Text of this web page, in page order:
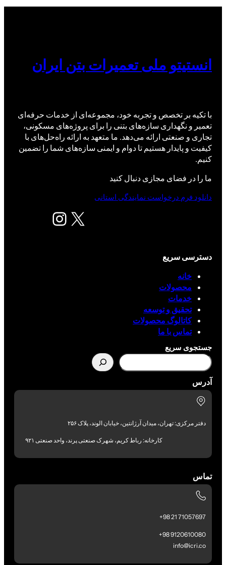
انستیتو ملی تعمیرات بتن ایران
با تکیه بر تخصص و تجربه خود، مجموعه‌ای از خدمات حرفه‌ای
تعمیر و نگهداری سازه‌های بتنی را برای پروژه‌های مسکونی،
تجاری و صنعتی ارائه می‌دهد. ما متعهد به ارائه راه‌حل‌های با
کیفیت و پایدار هستیم تا دوام و ایمنی سازه‌های شما را تضمین
کنیم.
ما را در فضای مجازی دنبال کنید
X اینستاگرم
دانلود فرم درخواست نمایندگی استانی
دسترسی سریع
خانه
محصولات
خدمات
تحقیق و توسعه
کاتالوگ محصولات
تماس با ما
جستجوی سریع
آدرس
دفتر مرکزی: تهران، میدان آرژانتین، خیابان الوند، پلاک ۲۵۶
کارخانه: رباط کریم، شهرک صنعتی پرند، واحد صنعتی ۹۲۱
تماس
71057697 21 98+
9120610080 98+
info@icri.co